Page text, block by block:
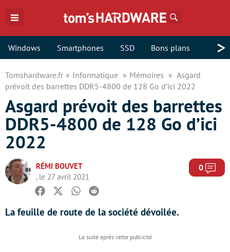
Windows Smartphones SSD Bons plans >
Tomshardware.fr Informatique Mémoires
Asgard
prévoit des barrettes DDR5-4800 de 128 Go d’ici 2022
Asgard prévoit des barrettes
DDR5-4800 de 128 Go d’ici
2022
RÉMI BOUVET
, le 27 avril 2021
0
Facebook
TwitterWhatsapp
Reddit
La feuille de route de la société dévoilée.